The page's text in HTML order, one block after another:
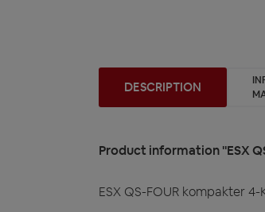
DESCRIPTION
Product information "ESX
ESX QS-FOUR kompakter